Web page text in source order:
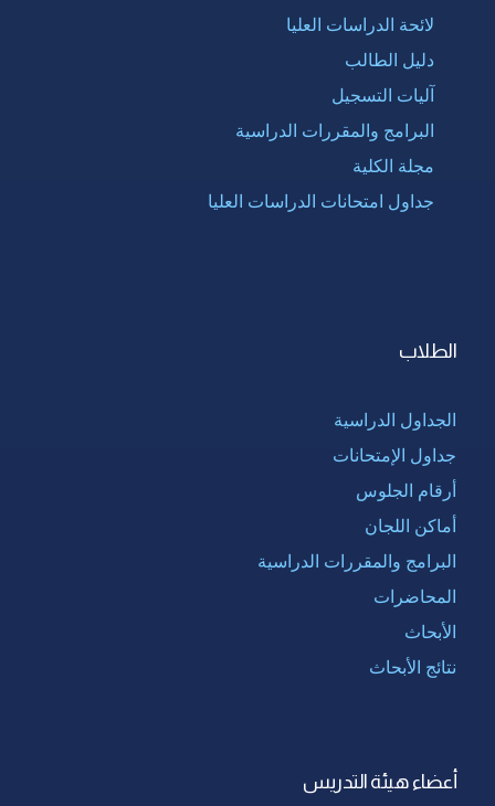
لائحة الدراسات العليا
دليل الطالب
آليات التسجيل
البرامج والمقررات الدراسية
مجلة الكلية
جداول امتحانات الدراسات العليا
الطلاب
الجداول الدراسية
جداول الإمتحانات
أرقام الجلوس
أماكن اللجان
البرامج والمقررات الدراسية
المحاضرات
الأبحاث
نتائج الأبحاث
أعضاء هيئة التدريس